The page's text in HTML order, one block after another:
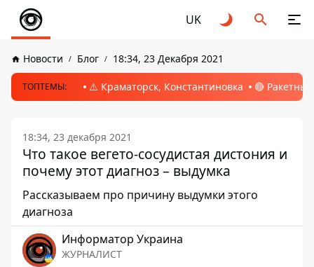
UK
Новости Блог 18:34, 23 Декабря 2021
ТОПТЕМЫ: ⚠️ Краматорск, Константиновка 🔴
18:34, 23 декабря 2021
Что такое вегето-сосудистая дистония и
почему этот диагноз – выдумка
Рассказываем про причину выдумки этого
диагноза
Информатор Украина
ЖУРНАЛИСТ